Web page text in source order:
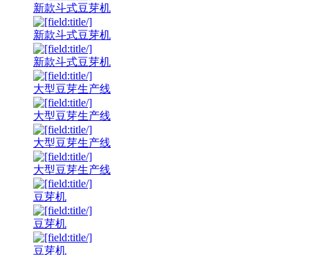
新款斗式豆芽机
新款斗式豆芽机
新款斗式豆芽机
大型豆芽生产线
大型豆芽生产线
大型豆芽生产线
大型豆芽生产线
豆芽机
豆芽机
豆芽机